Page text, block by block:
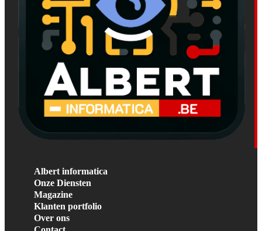
Albert informatica
Onze Diensten
Magazine
Klanten portfolio
Over ons